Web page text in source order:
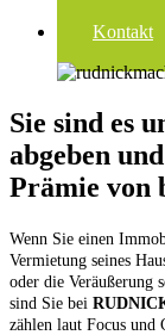
Kontakt
Sie sind es
abgeben
Prämie von
Wenn Sie einen
Vermietung seines
oder die Veräußerung
sind Sie bei
zählen laut Focus und